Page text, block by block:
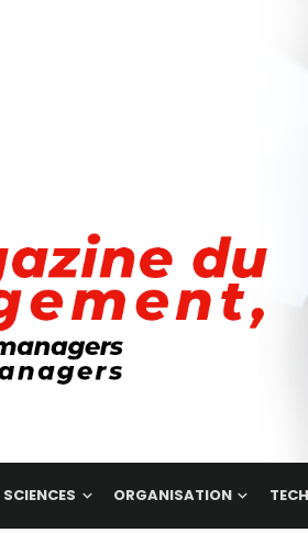
SCIENCES ORGANISATION